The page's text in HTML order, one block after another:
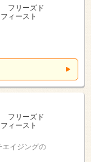
フリーズド
ィースト
フリーズド
ィースト
エイジングの